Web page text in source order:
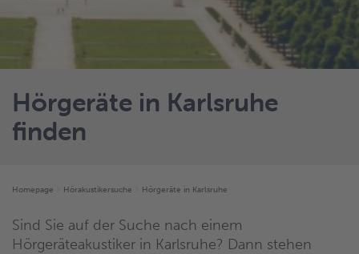
Hörgeräte in Karlsruhe
finden
Homepage Hörakustikersuche Hörgeräte in Karlsruhe
Sind Sie auf der Suche nach einem
Hörgeräteakustiker in Karlsruhe? Dann stehen